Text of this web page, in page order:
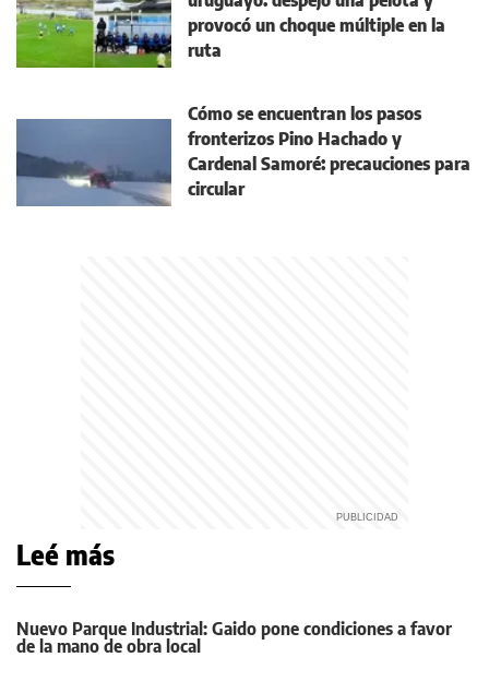
provocó un choque múltiple en la
ruta
Cómo se encuentran los pasos
fronterizos Pino Hachado y
Cardenal Samoré: precauciones para
circular
Leé más
Nuevo Parque Industrial: Gaido pone condiciones a favor
de la mano de obra local